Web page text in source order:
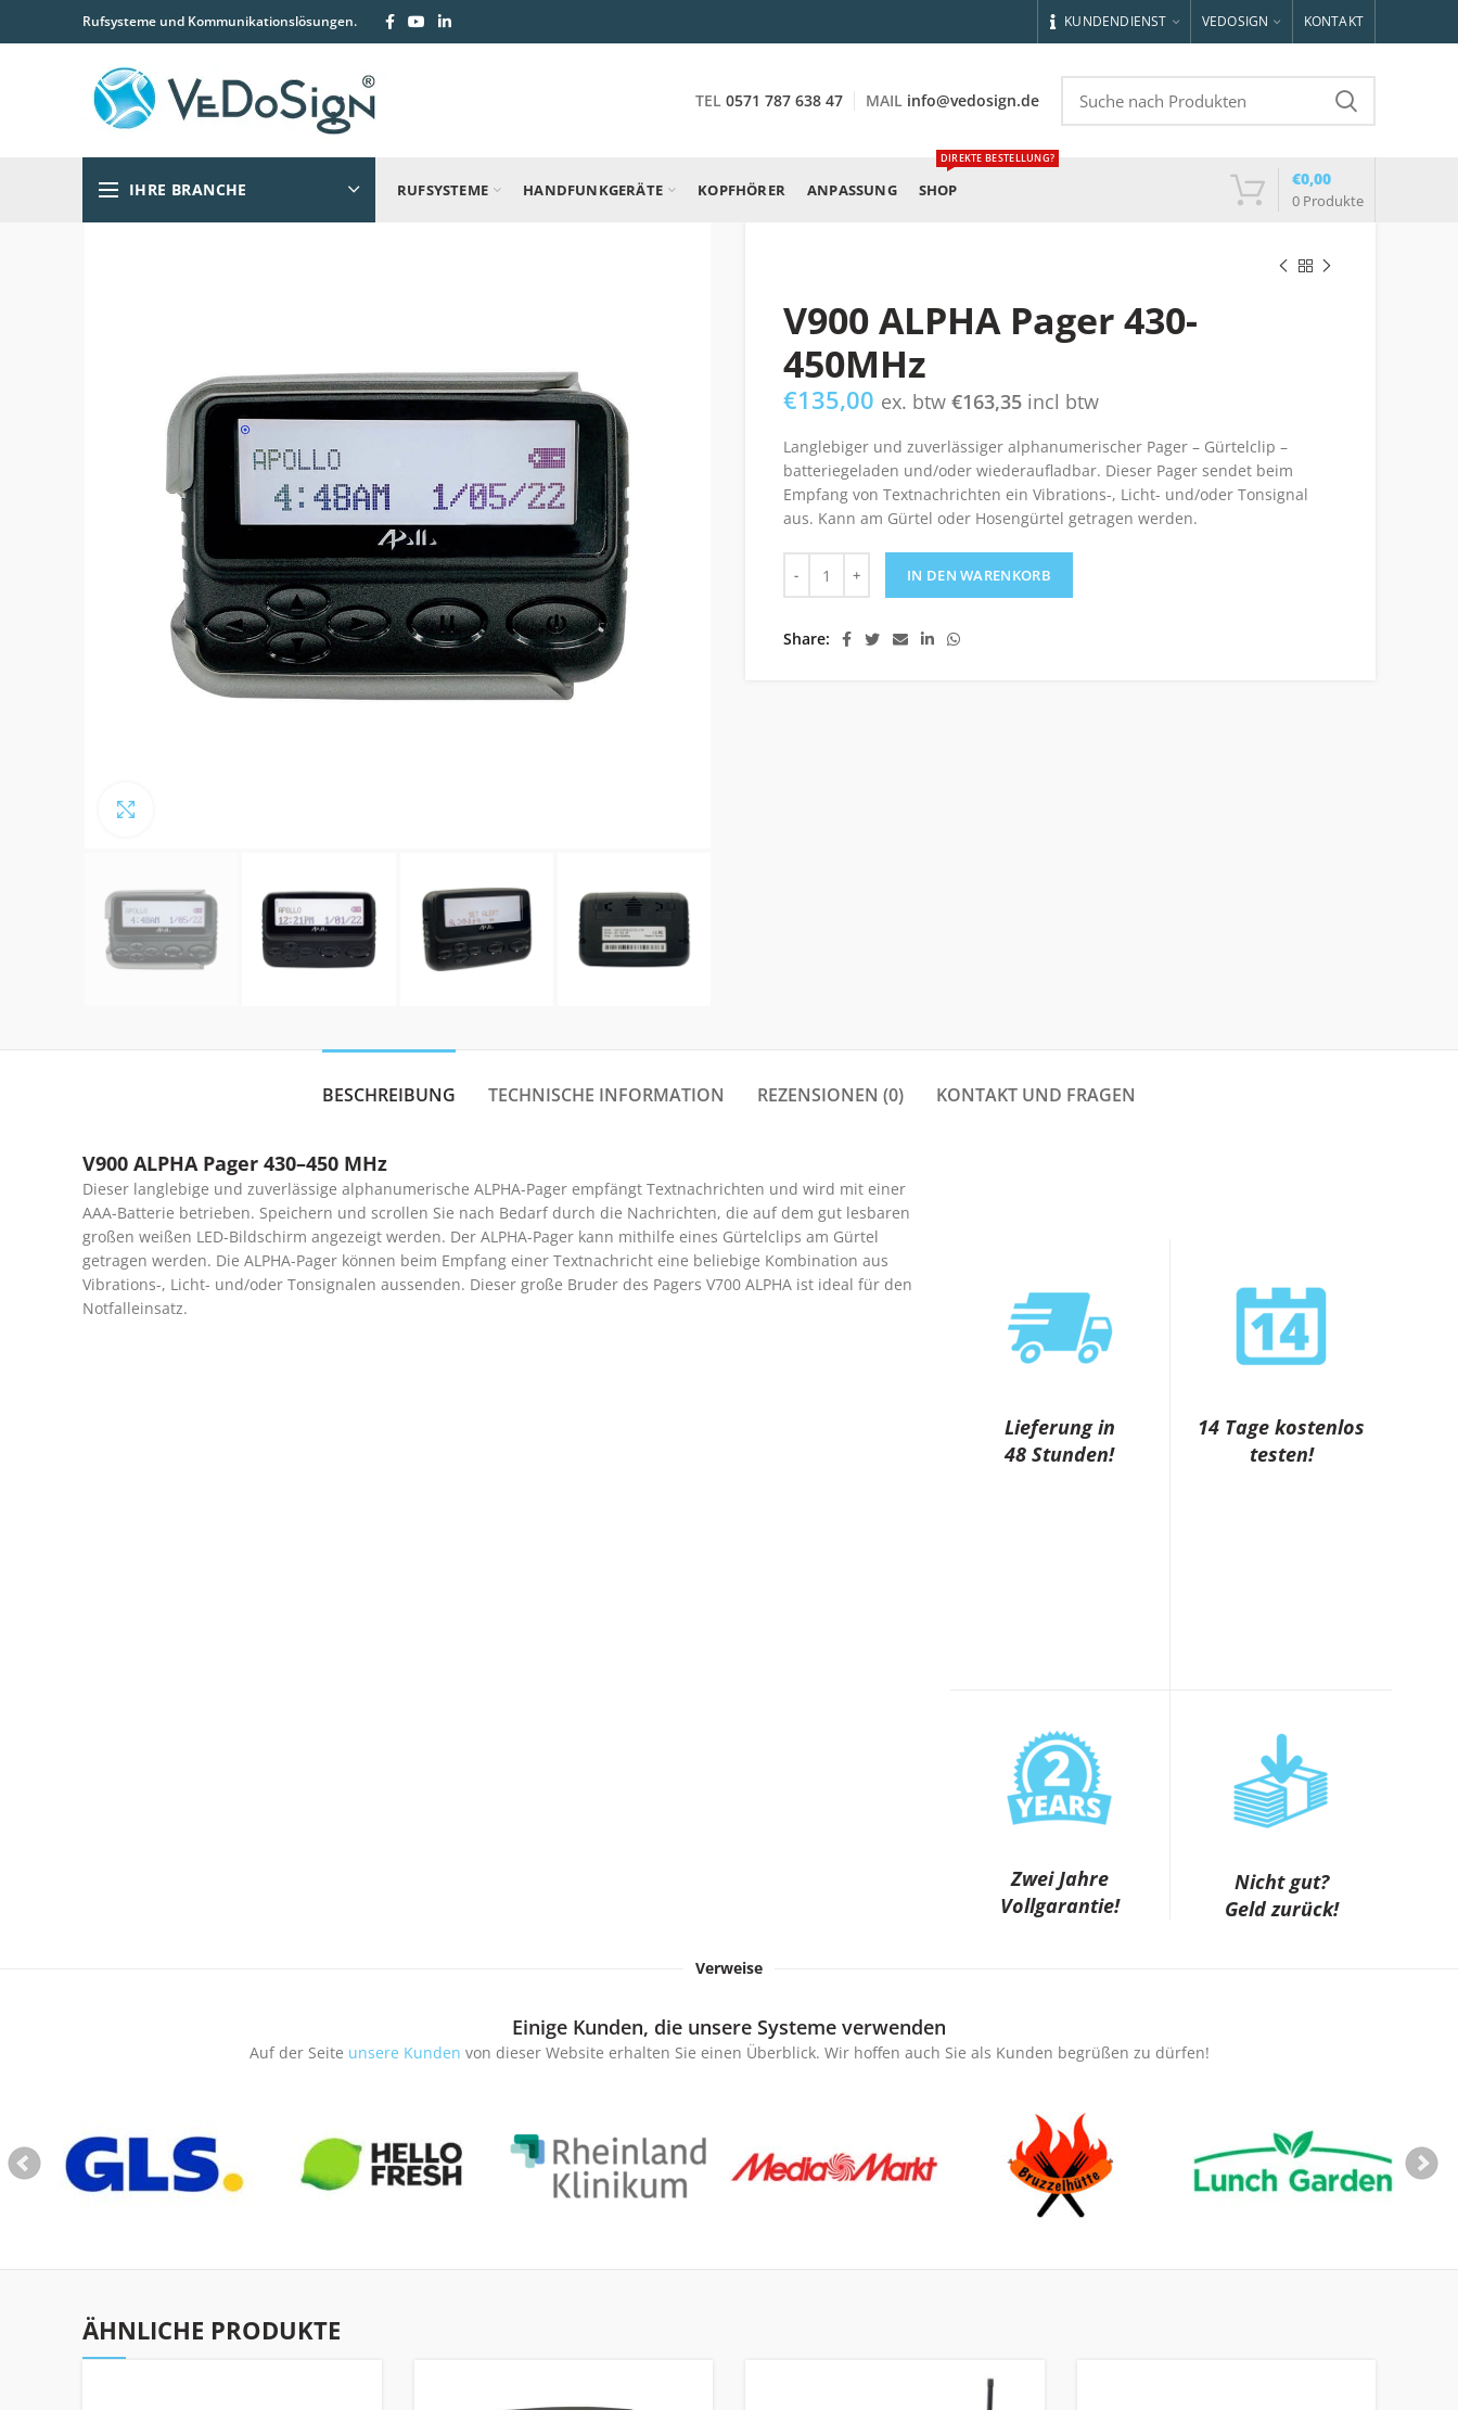
Rufsysteme und Kommunikationslösungen. KUNDENDIENST VEDOSIGN KONTAKT
TEL 0571 787 638 47 MAIL info@vedosign.de
IHRE BRANCHE RUFSYSTEME HANDFUNKGERÄTE KOPFHÖRER ANPASSUNG SHOP
DIREKTE BESTELLUNG?
0 Produkte
€0,00
V900 ALPHA Pager 430-
450MHz
€135,00 ex. btw €163,35 incl btw
Langlebiger und zuverlässiger alphanumerischer Pager – Gürtelclip –
batteriegeladen und/oder wiederaufladbar. Dieser Pager sendet beim
Empfang von Textnachrichten ein Vibrations-, Licht- und/oder Tonsignal
aus. Kann am Gürtel oder Hosengürtel getragen werden.
IN DEN WARENKORB
Share
BESCHREIBUNG TECHNISCHE INFORMATION REZENSIONEN (0) KONTAKT UND FRAGEN
V900 ALPHA Pager 430–450 MHz
Dieser langlebige und zuverlässige alphanumerische ALPHA-Pager empfängt Textnachrichten und wird mit einer
AAA-Batterie betrieben. Speichern und scrollen Sie nach Bedarf durch die Nachrichten, die auf dem gut lesbaren
großen weißen LED-Bildschirm angezeigt werden. Der ALPHA-Pager kann mithilfe eines Gürtelclips am Gürtel
getragen werden. Die ALPHA-Pager können beim Empfang einer Textnachricht eine beliebige Kombination aus
Vibrations-, Licht- und/oder Tonsignalen aussenden. Dieser große Bruder des Pagers V700 ALPHA ist ideal für den
Notfalleinsatz.
Lieferung in
48 Stunden!
14 Tage kostenlos
testen!
Zwei Jahre
Vollgarantie!
Nicht gut?
Geld zurück!
Verweise
Einige Kunden, die unsere Systeme verwenden
Auf der Seite unsere Kunden von dieser Website erhalten Sie einen Überblick. Wir hoffen auch Sie als Kunden begrüßen zu dürfen!
ÄHNLICHE PRODUKTE